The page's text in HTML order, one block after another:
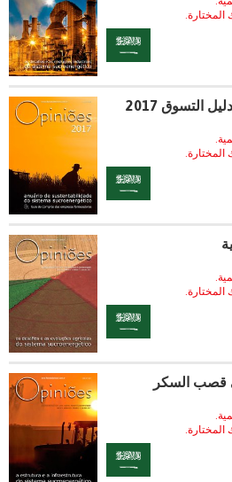
المختارة.
التسوق 2017
المختارة.
المختارة.
قصب السكر
المختارة.